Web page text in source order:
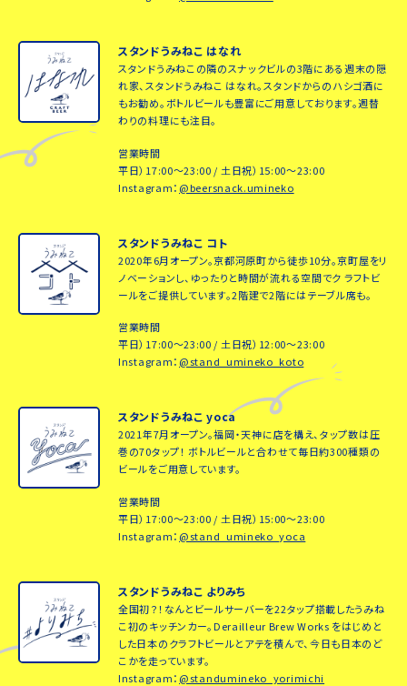
スタンドうみねこ はなれ
スタンドうみねこの隣のスナックビルの3階にある週末の隠
れ家、スタンドうみねこ はなれ。スタンドからのハシゴ酒に
もお勧め。ボトルビールも豊富にご用意しております。週替
わりの料理にも注目。
営業時間
平日）17:00～23:00 / 土日祝）15:00～23:00
Instagram： @beersnack.umineko
スタンドうみねこ コト
2020年6月オープン。京都河原町から徒歩10分。京町屋をリ
ノベーションし、ゆったりと時間が流れる空間でク ラフトビ
ールをご提供しています。2階建で2階にはテーブル席も。
営業時間
平日）17:00～23:00 / 土日祝）12:00～23:00
Instagram： @stand_umineko_koto
スタンドうみねこ yoca
2021年7月オープン。福岡・天神に店を構え、タップ数は圧
巻の70タップ！ ボトルビールと合わせて毎日約300種類の
ビールをご用意しています。
営業時間
平日）17:00～23:00 / 土日祝）15:00～23:00
Instagram： @stand_umineko_yoca
スタンドうみねこ よりみち
全国初？！なんとビールサーバーを22タップ搭載したうみね
こ初のキッチンカー。Derailleur Brew Works をはじめと
した日本のクラフトビールとアテを積んで、今日も日本のど
こかを走っています。
Instagram： @standumineko_yorimichi